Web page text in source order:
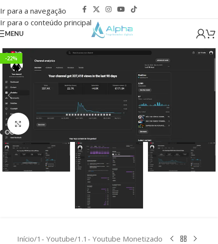
Ir para a navegação
Ir para o conteúdo principal
MENU
-22%
Clique para ampliar
Início/1- Youtube/1.1- Youtube Monetizado